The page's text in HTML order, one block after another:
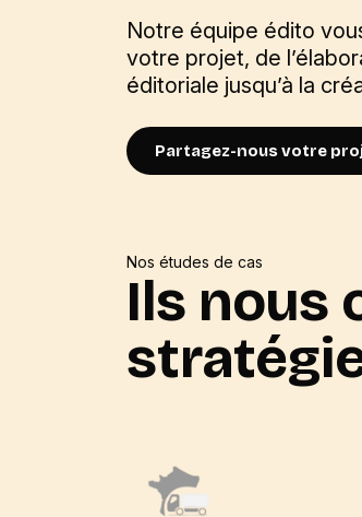
Notre équipe édito
votre projet, de
éditoriale jusqu’à la
Partagez-nous votre
Nos études de cas
Ils nous